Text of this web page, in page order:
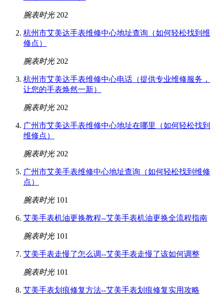
腕表时光 202
杭州市艾美达手表维修中心地址查询（如何轻松找到维
修点）
腕表时光 202
杭州市艾美达手表维修中心电话（提供专业维修服务，
让您的手表焕然一新）
腕表时光 202
广州市艾美达手表维修中心地址在哪里（如何轻松找到
维修点）
腕表时光 202
广州市艾美手表维修中心地址查询（如何轻松找到维修
点）
腕表时光 101
艾美手表机油更换教程--艾美手表机油更换全流程指南
腕表时光 101
艾美手表走慢了怎么调--艾美手表走慢了该如何调整
腕表时光 101
艾美手表划痕修复方法--艾美手表划痕修复实用攻略